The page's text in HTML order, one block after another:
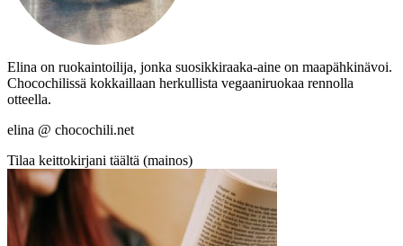
Elina on ruokaintoilija, jonka suosikkiraaka-aine on maapähkinävoi.
Chocochilissä kokkaillaan herkullista vegaaniruokaa rennolla
otteella.
elina @ chocochili.net
Tilaa keittokirjani täältä (mainos)